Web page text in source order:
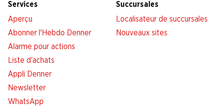
Services
Aperçu
Abonner l'Hebdo Denner
Alarme pour actions
Liste d'achats
Appli Denner
Newsletter
WhatsApp
Succursales
Localisateur de succursales
Nouveaux sites